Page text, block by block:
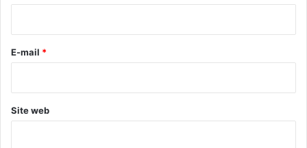
e
E-mail *
Site web